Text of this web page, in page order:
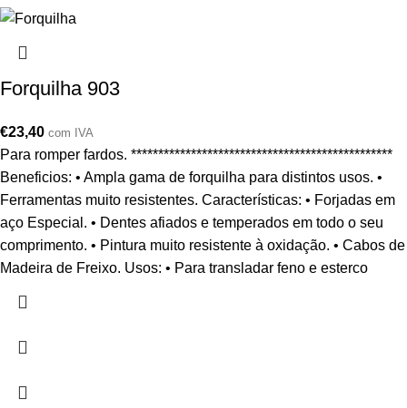
Forquilha 903
€23,40 com IVA
Para romper fardos. ************************************************
Beneficios: • Ampla gama de forquilha para distintos usos. •
Ferramentas muito resistentes. Características: • Forjadas em
aço Especial. • Dentes afiados e temperados em todo o seu
comprimento. • Pintura muito resistente à oxidação. • Cabos de
Madeira de Freixo. Usos: • Para transladar feno e esterco